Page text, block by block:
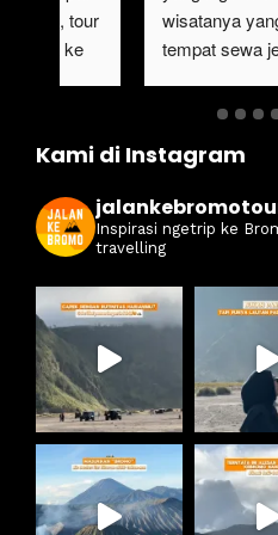
sangat mempermudah
ini. Harga ramah di
Kami di Instagram
Inspirasi ngetrip ke
travelling